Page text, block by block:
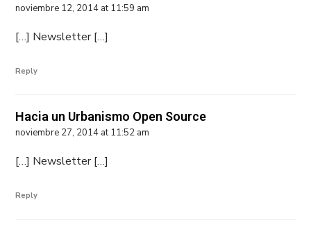
noviembre 12, 2014 at 11:59 am
[…] Newsletter […]
Reply
Hacia un Urbanismo Open Source
noviembre 27, 2014 at 11:52 am
[…] Newsletter […]
Reply